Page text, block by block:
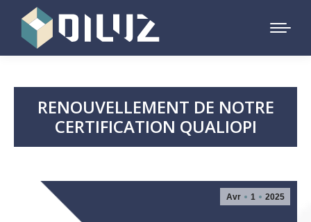
RENOUVELLEMENT DE NOTRE
CERTIFICATION QUALIOPI
Avr 1 2025